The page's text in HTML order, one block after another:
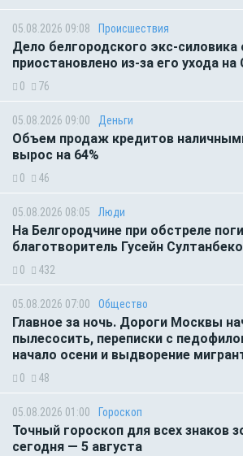
05.08.2026 09:08 Происшествия
Дело белгородского экс-силовика
приостановлено из-за его ухода на
0 76
05.08.2026 09:00 Деньги
Объем продаж кредитов
вырос на 64%
0 46
05.08.2026 08:05 Люди
На Белгородчине при обстреле
благотворитель Гусейн
0 432
05.08.2026 07:00 Общество
Главное за ночь. Дороги Москвы
пылесосить, переписки с
начало осени и выдворение
0 48
05.08.2026 01:00 Гороскоп
Точный гороскоп для всех знаков
сегодня — 5 августа